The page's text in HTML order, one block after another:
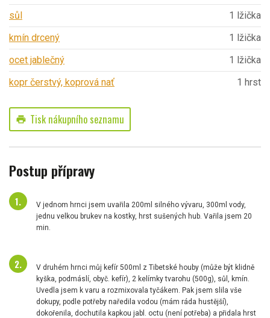
sůl
1 lžička
kmín drcený
1 lžička
ocet jablečný
1 lžička
kopr čerstvý, koprová nať
1 hrst
print Tisk nákupního seznamu
Postup přípravy
V jednom hrnci jsem uvařila 200ml silného vývaru, 300ml vody,
jednu velkou brukev na kostky, hrst sušených hub. Vařila jsem 20
min.
V druhém hrnci můj kefír 500ml z Tibetské houby (může být klidně
kyška, podmáslí, obyč. kefír), 2 kelímky tvarohu (500g), sůl, kmín.
Uvedla jsem k varu a rozmixovala tyčákem. Pak jsem slila vše
dokupy, podle potřeby naředila vodou (mám ráda hustější),
dokořenila, dochutila kapkou jabl. octu (není potřeba) a přidala hrst